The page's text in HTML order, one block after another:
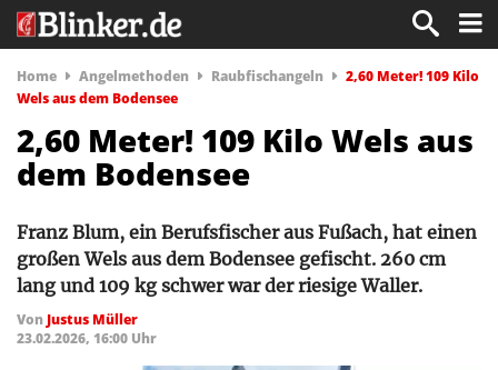
Home Angelmethoden Raubfischangeln
2,60 Meter! 109 Kilo
Wels aus dem Bodensee
2,60 Meter! 109 Kilo Wels aus
dem Bodensee
Franz Blum, ein Berufsfischer aus Fußach, hat einen
großen Wels aus dem Bodensee gefischt. 260 cm
lang und 109 kg schwer war der riesige Waller.
Von Justus Müller
23.02.2026, 16:00 Uhr